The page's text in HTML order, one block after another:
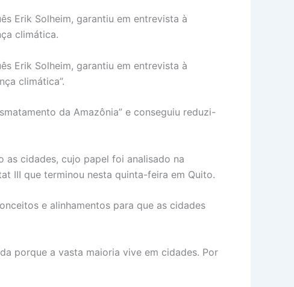
Erik Solheim, garantiu em entrevista à
climática.
Erik Solheim, garantiu em entrevista à
climática”.
da Amazônia” e conseguiu reduzi-
cidades, cujo papel foi analisado na
III que terminou nesta quinta-feira em Quito.
e alinhamentos para que as cidades
porque a vasta maioria vive em cidades. Por